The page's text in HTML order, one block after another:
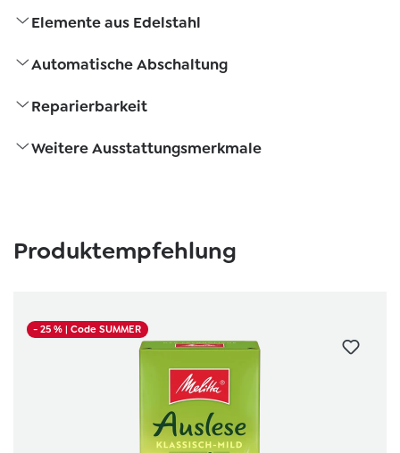
Elemente aus Edelstahl
Automatische Abschaltung
Reparierbarkeit
Weitere Ausstattungsmerkmale
Produktempfehlung
- 25 %| Code SUMMER